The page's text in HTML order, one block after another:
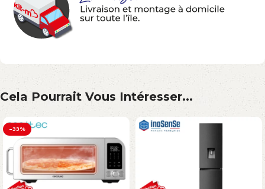
Cela Pourrait Vous Intéresser...
-33%